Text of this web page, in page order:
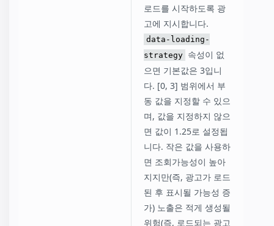
로드를 시작하도록 광
고에 지시합니다.
data-loading-
strategy 속성이 없
으면 기본값은 3입니
다. [0, 3] 범위에서 부
동 값을 지정할 수 있으
며, 값을 지정하지 않으
면 값이 1.25로 설정됩
니다. 작은 값을 사용하
면 조회가능성이 높아
지지만(즉, 광고가 로드
된 후 표시될 가능성 증
가) 노출은 적게 생성될
위험(즉, 로드되는 광고